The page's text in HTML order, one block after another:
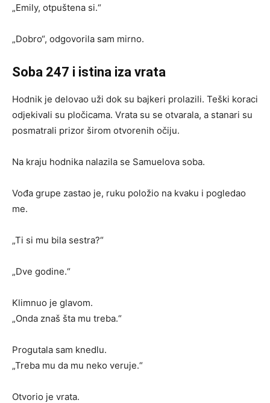
„Emily, otpuštena si.“
„Dobro“, odgovorila sam mirno.
Soba 247 i istina iza vrata
Hodnik je delovao uži dok su bajkeri prolazili. Teški koraci
odjekivali su pločicama. Vrata su se otvarala, a stanari su
posmatrali prizor širom otvorenih očiju.
Na kraju hodnika nalazila se Samuelova soba.
Vođa grupe zastao je, ruku položio na kvaku i pogledao
me.
„Ti si mu bila sestra?“
„Dve godine.“
Klimnuo je glavom.
„Onda znaš šta mu treba.“
Progutala sam knedlu.
„Treba mu da mu neko veruje.“
Otvorio je vrata.